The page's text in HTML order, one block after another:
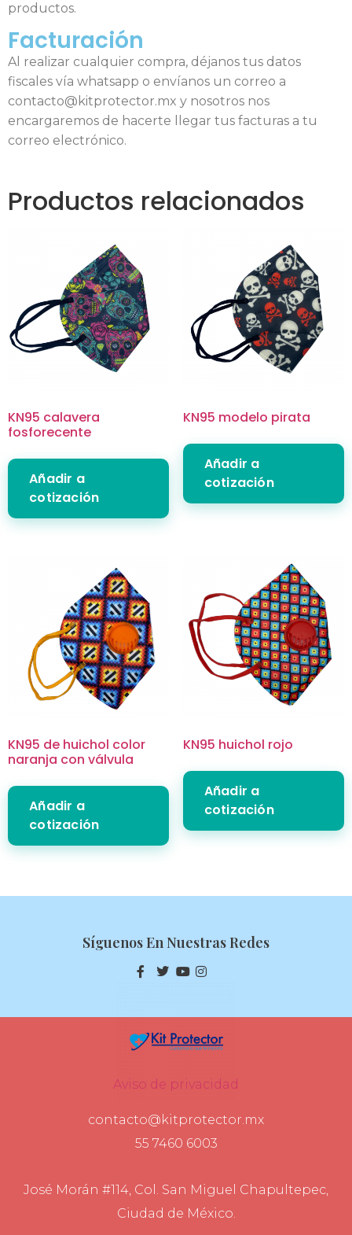
productos.
Facturación
Al realizar cualquier compra, déjanos tus datos
fiscales vía whatsapp o envíanos un correo a
contacto@kitprotector.mx y nosotros nos
encargaremos de hacerte llegar tus facturas a tu
correo electrónico.
Productos relacionados
KN95 calavera
fosforecente
Añadir a
cotización
KN95 modelo pirata
Añadir a
cotización
KN95 de huichol color
naranja con válvula
Añadir a
cotización
KN95 huichol rojo
Añadir a
cotización
Síguenos En Nuestras Redes
Aviso de privacidad
contacto@kitprotector.mx
55 7460 6003
José Morán #114, Col. San Miguel Chapultepec,
Ciudad de México.